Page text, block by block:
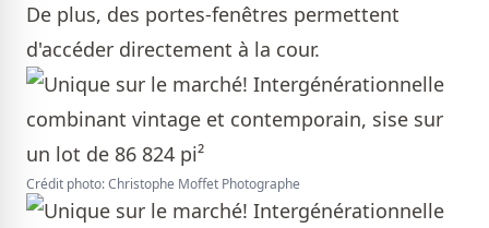
De plus, des portes-fenêtres permettent
d'accéder directement à la cour.
Crédit photo: Christophe Moffet Photographe